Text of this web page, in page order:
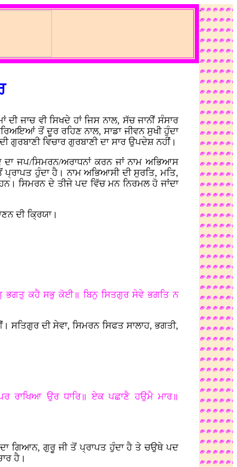
ਜਾਚ ਵੀ ਸਿਖਦੇ ਹਾਂ ਜਿਸ ਨਾਲ, ਸੱਚ ਜਾਨੀਂ ਸੰਸਾਰ
ਤੋਂ ਦੂਰ ਰਹਿਣ ਨਾਲ, ਸਾਡਾ ਜੀਵਨ ਸੁਖੀ ਹੁੰਦਾ
ਗੁਰਬਾਣੀ ਵਿਚਾਰ ਗੁਰਬਾਣੀ ਦਾ ਸਾਰ ਉਪਦੇਸ਼ ਨਹੀਂ।
ਜਪ/ਸਿਮਰਨ/ਅਰਾਧਨਾਂ ਕਰਨ ਜਾਂ ਨਾਮ ਅਭਿਆਸ
ਹੁੰਦਾ ਹੈ। ਨਾਮ ਅਭਿਆਸੀ ਦੀ ਸੁਰਤਿ, ਮਤਿ,
ਸਿਮਰਨ ਦੇ ਤੀਜੇ ਪਦ ਵਿੱਚ ਮਨ ਨਿਰਮਲ ਹੋ ਜਾਂਦਾ
ਦੀ ਕ੍ਰਿਯਾ।
ਭਗਤੁ ਕਹੈ ਸਭੁ ਕੋਈ॥ ਬਿਨੁ ਸਿਤਗੁਰ ਸੇਵੇ ਭਗਤਿ ਨ
ਦੀ ਸੇਵਾ, ਸਿਮਰਨ ਸਿਫਤ ਸਾਲਾਹ, ਭਗਤੀ,
ਰਾਖਿਆ ਉਰ ਧਾਰਿ॥ ਏਕ ਪਛਾਣੈ ਹਉਮੈ ਮਾਰ॥
ਗਿਆਨ, ਗੁਰੂ ਜੀ ਤੋਂ ਪ੍ਰਾਪਤ ਹੁੰਦਾ ਹੈ ਤੇ ਚਉਥੇ ਪਦ
ਹੈ।
.